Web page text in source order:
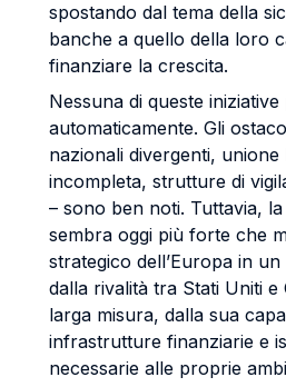
spostando dal tema della
banche a quello della loro
finanziare la crescita.
Nessuna di queste
automaticamente. Gli
nazionali divergenti, unione
incompleta, strutture di
– sono ben noti. Tuttavia,
sembra oggi più forte che
strategico dell’Europa in
dalla rivalità tra Stati Uniti e
larga misura, dalla sua
infrastrutture finanziarie e
necessarie alle proprie